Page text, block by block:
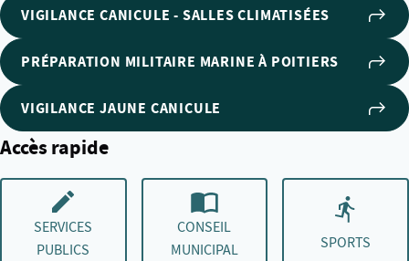
VIGILANCE CANICULE - SALLES CLIMATISÉES
PRÉPARATION MILITAIRE MARINE À POITIERS
VIGILANCE JAUNE CANICULE
Accès rapide
SERVICES
PUBLICS
CONSEIL
MUNICIPAL
SPORTS